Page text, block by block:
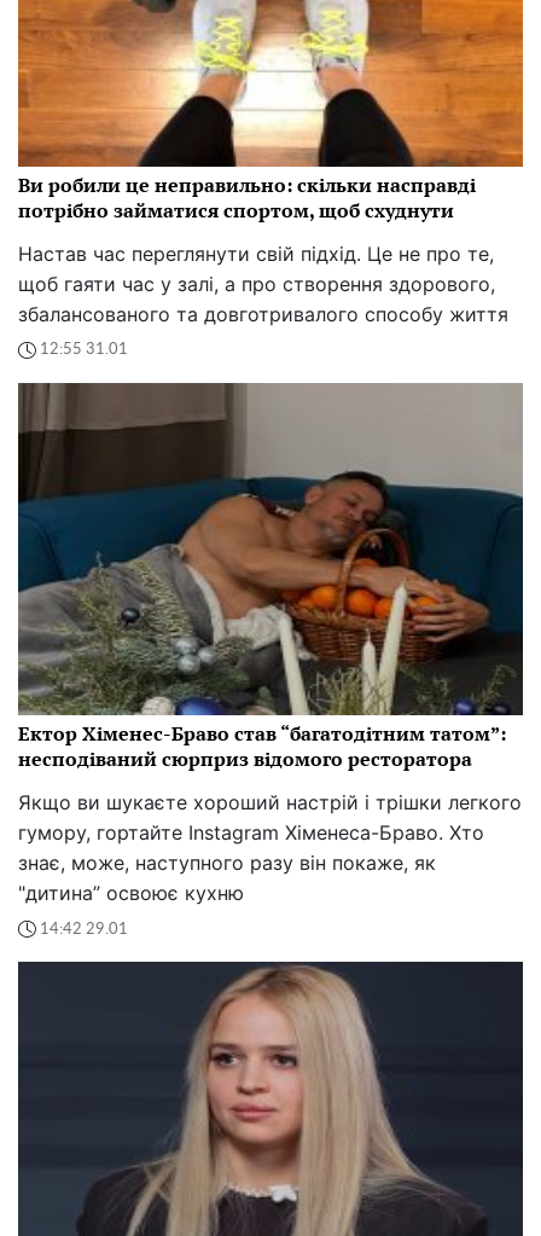
Ви робили це неправильно: скільки насправді
потрібно займатися спортом, щоб схуднути
Настав час переглянути свій підхід. Це не про те,
щоб гаяти час у залі, а про створення здорового,
збалансованого та довготривалого способу життя
12:55 31.01
Ектор Хіменес-Браво став “багатодітним татом”:
несподіваний сюрприз відомого ресторатора
Якщо ви шукаєте хороший настрій і трішки легкого
гумору, гортайте Instagram Хіменеса-Браво. Хто
знає, може, наступного разу він покаже, як
"дитина” освоює кухню
14:42 29.01